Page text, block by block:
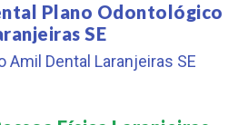
Plano Odontológico
SE
Amil Dental Laranjeiras SE